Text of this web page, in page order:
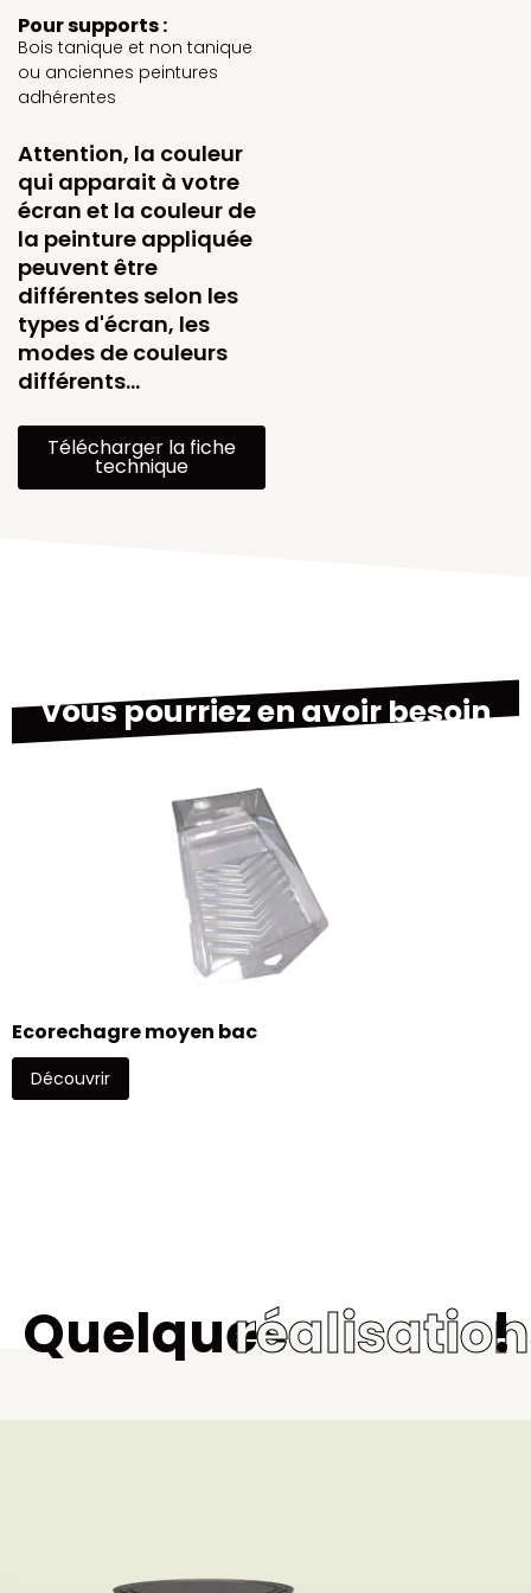
Pour supports :
Bois tanique et non tanique
ou anciennes peintures
adhérentes
Attention, la couleur
qui apparait à votre
écran et la couleur de
la peinture appliquée
peuvent être
différentes selon les
types d'écran, les
modes de couleurs
différents…
Télécharger la fiche
technique
Vous pourriez en avoir besoin
Ecorechagre moyen bac
Découvrir
Quelques !